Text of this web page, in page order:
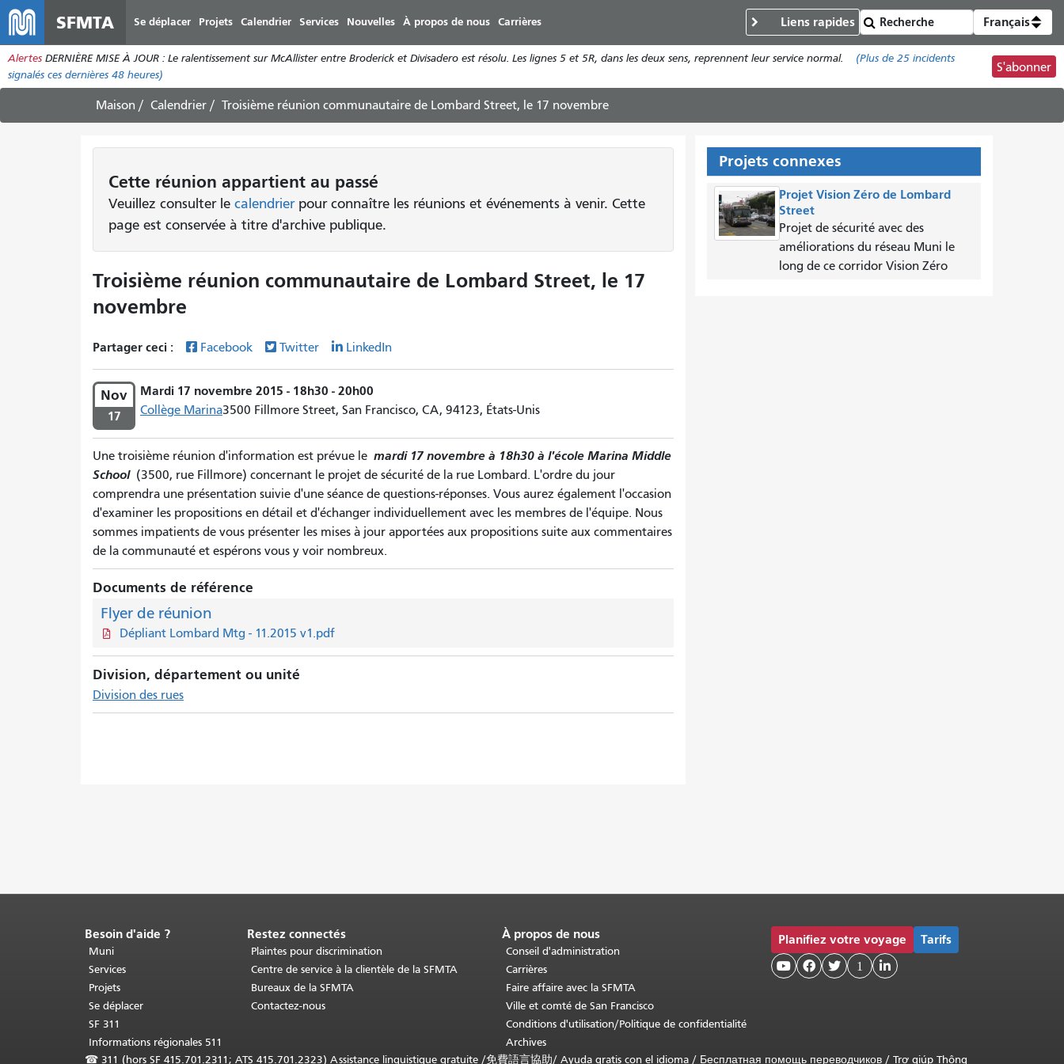
au
contenu
principal
SFMTA Se déplacer Projets Calendrier Services Nouvelles À propos de nous Carrières Liens rapides Français
Alertes DERNIÈRE MISE À JOUR : Le ralentissement sur McAllister entre Broderick et Divisadero est résolu. Les lignes 5 et 5R, dans les deux sens, reprennent leur service normal. (Plus de 25 incidents
signalés ces dernières 48 heures)
S'abonner
Maison Calendrier Troisième réunion communautaire de Lombard Street, le 17 novembre
Cette réunion appartient au passé
Veuillez consulter le calendrierpour connaître les réunions et événements à venir. Cette
page est conservée à titre d'archive publique.
Troisième réunion communautaire de Lombard Street, le 17
novembre
Partager ceci : Facebook Twitter LinkedIn
Nov
17
Mardi 17 novembre 2015 - 18h30 - 20h00
Collège Marina3500 Fillmore Street, San Francisco, CA, 94123, États-Unis
Une troisième réunion d'information est prévue le mardi 17 novembre à 18h30 à l'école Marina Middle
School(3500, rue Fillmore) concernant le projet de sécurité de la rue Lombard. L'ordre du jour
comprendra une présentation suivie d'une séance de questions-réponses. Vous aurez également l'occasion
d'examiner les propositions en détail et d'échanger individuellement avec les membres de l'équipe. Nous
sommes impatients de vous présenter les mises à jour apportées aux propositions suite aux commentaires
de la communauté et espérons vous y voir nombreux.
Documents de référence
Flyer de réunion
Dépliant Lombard Mtg - 11.2015 v1.pdf
Division, département ou unité
Division des rues
Projets connexes
Projet Vision Zéro de Lombard
Street
Projet de sécurité avec des
améliorations du réseau Muni le
long de ce corridor Vision Zéro
Fin
du
contenu
de
la
page.Le
Besoin d'aide ?
Muni
Services
Projets
Se déplacer
SF 311
Informations régionales 511
Restez connectés
Plaintes pour discrimination
Centre de service à la clientèle de la SFMTA
Bureaux de la SFMTA
Contactez-nous
À propos de nous
Conseil d'administration
Carrières
Faire affaire avec la SFMTA
Ville et comté de San Francisco
Conditions d'utilisation/Politique de confidentialité
Archives
Planifiez votre voyage Tarifs
   1 
☎ 311 (hors SF 415.701.2311; ATS 415.701.2323) Assistance linguistique gratuite /免費語言協助/ Ayuda gratis con el idioma / Бесплатная помощь переводчиков / Trợ giúp Thông